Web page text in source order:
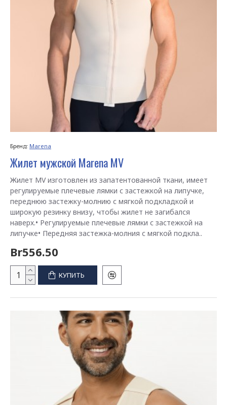
Бренд: Marena
Жилет мужской Marena MV
Жилет MV изготовлен из запатентованной ткани, имеет
регулируемые плечевые лямки с застежкой на липучке,
переднюю застежку-молнию с мягкой подкладкой и
широкую резинку внизу, чтобы жилет не загибался
наверх.• Регулируемые плечевые лямки с застежкой на
липучке• Передняя застежка-молния с мягкой подкла..
Br556.50
КУПИТЬ